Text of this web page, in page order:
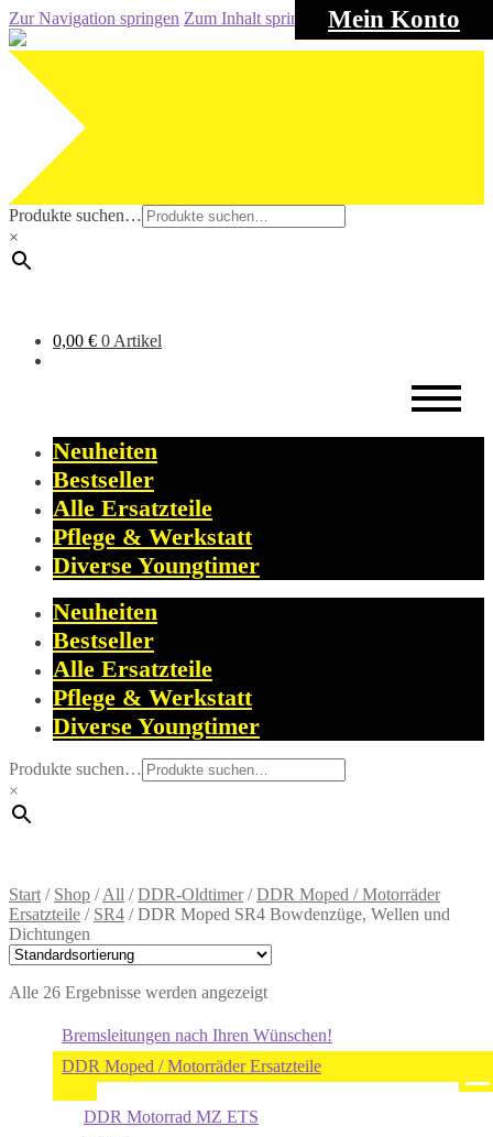
Mein Konto
Zur Navigation springen Zum Inhalt springen
Produkte suchen…
×
0,00 € 0 Artikel
Neuheiten
Bestseller
Alle Ersatzteile
Pflege & Werkstatt
Diverse Youngtimer
Neuheiten
Bestseller
Alle Ersatzteile
Pflege & Werkstatt
Diverse Youngtimer
Produkte suchen…
×
Start / Shop /All /DDR-Oldtimer/DDR Moped / Motorräder
Ersatzteile / SR4 /DDR Moped SR4 Bowdenzüge, Wellen und
Dichtungen
Alle 26 Ergebnisse werden angezeigt
Bremsleitungen nach Ihren Wünschen!
DDR Moped / Motorräder Ersatzteile
DDR Motorrad MZ ETS